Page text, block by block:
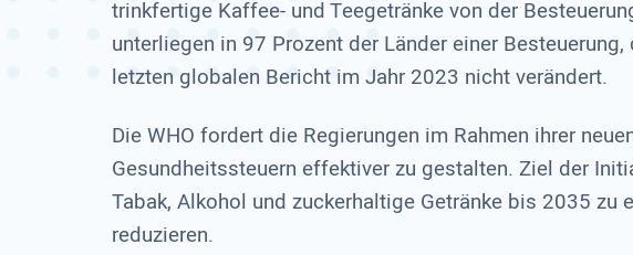
trinkfertige Kaffee- und Teegetränke von der
unterliegen in 97 Prozent der Länder einer
letzten globalen Bericht im Jahr 2023 nicht verändert.
Die WHO fordert die Regierungen im Rahmen ihrer
Gesundheitssteuern effektiver zu gestalten. Ziel der
Tabak, Alkohol und zuckerhaltige Getränke bis 2035 zu
reduzieren.